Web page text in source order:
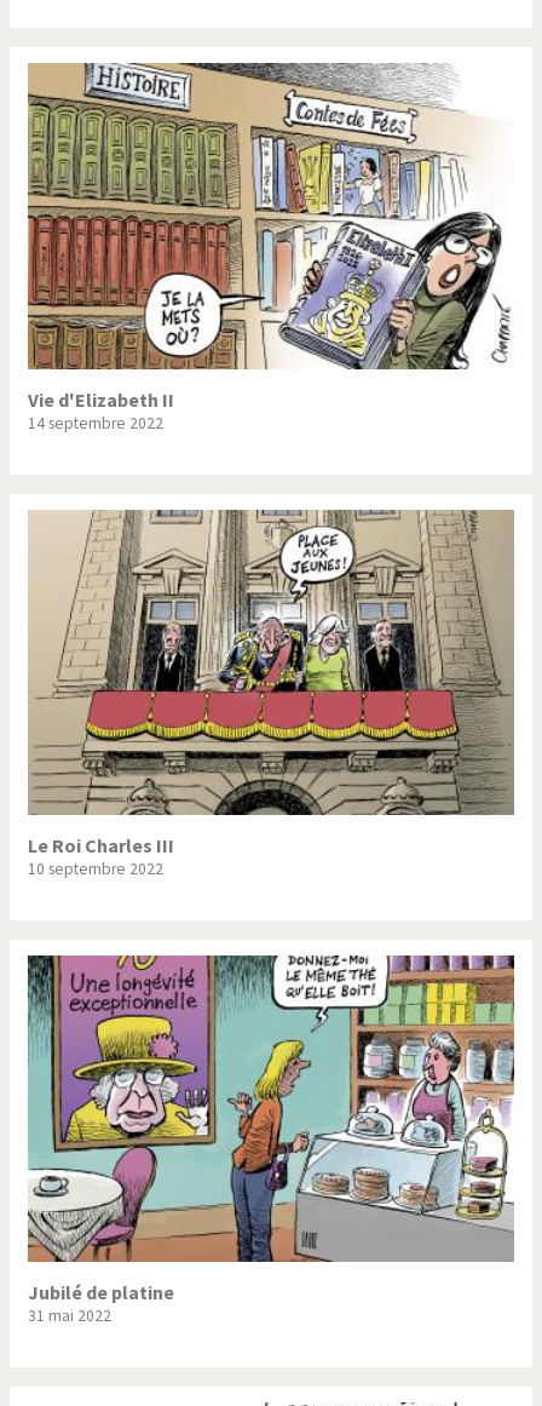
Vie d'Elizabeth II
14 septembre 2022
Le Roi Charles III
10 septembre 2022
Jubilé de platine
31 mai 2022